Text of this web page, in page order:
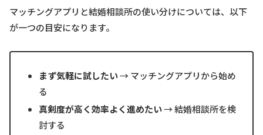
マッチングアプリと結婚相談所の使い分けについては、以下
が一つの目安になります。
まず気軽に試したい→ マッチングアプリから始め
る
真剣度が高く効率よく進めたい→ 結婚相談所を検
討する